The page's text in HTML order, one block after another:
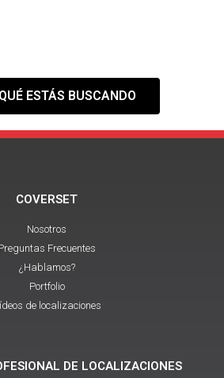
ESTÁS BUSCANDO
COVERSET
Nosotros
Frecuentes
¿Hablamos?
Portfolio
de localizaciones
DE LOCALIZACIONES